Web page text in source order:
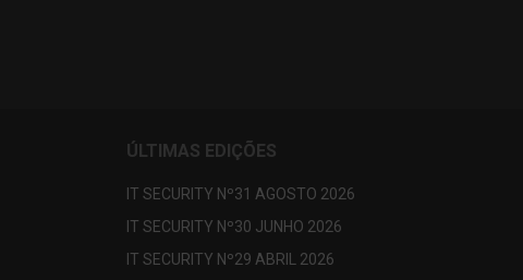
ÚLTIMAS EDIÇÕES
IT SECURITY Nº31 AGOSTO 2026
IT SECURITY Nº30 JUNHO 2026
IT SECURITY Nº29 ABRIL 2026